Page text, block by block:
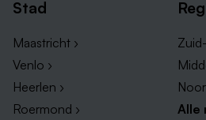
Grootste bedrijven in de
Baarlo heeft een groot aanbod
werkgelegenheid aanbieden
Stad
Maastricht ›
Venlo ›
Heerlen ›
Roermond ›
Alle